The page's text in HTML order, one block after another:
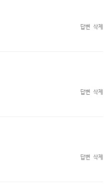
답변 삭제
답변 삭제
답변 삭제